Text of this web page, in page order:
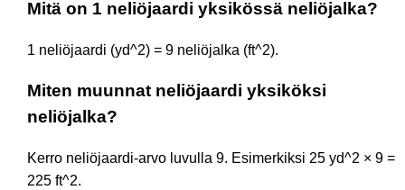
Mitä on 1 neliöjaardi yksikössä neliöjalka?
1 neliöjaardi (yd^2) = 9 neliöjalka (ft^2).
Miten muunnat neliöjaardi yksiköksi
neliöjalka?
Kerro neliöjaardi-arvo luvulla 9. Esimerkiksi 25 yd^2 × 9 =
225 ft^2.